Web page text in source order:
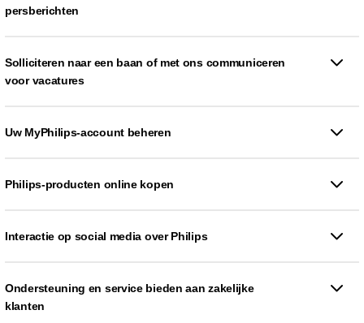
persberichten
Solliciteren naar een baan of met ons communiceren
voor vacatures
Uw MyPhilips-account beheren
Philips-producten online kopen
Interactie op social media over Philips
Ondersteuning en service bieden aan zakelijke
klanten